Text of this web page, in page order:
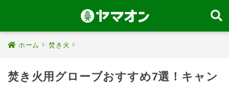
ホーム 焚き火
焚き火用グローブおすすめ7選！キャン